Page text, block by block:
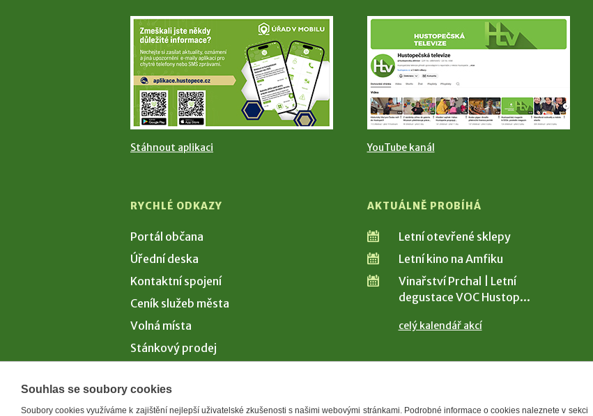
Stáhnout aplikaci YouTube kanál
RYCHLÉ ODKAZY
Portál občana
Úřední deska
Kontaktní spojení
Ceník služeb města
Volná místa
Stánkový prodej
AKTUÁLNĚ PROBÍHÁ
Letní otevřené sklepy
Letní kino na Amfiku
Vinařství Prchal | Letní
degustace VOC Hustop...
celý kalendář akcí
Souhlas se soubory cookies
Soubory cookies využíváme k zajištění nejlepší uživatelské zkušenosti s našimi webovými stránkami. Podrobné informace o cookies naleznete v sekci